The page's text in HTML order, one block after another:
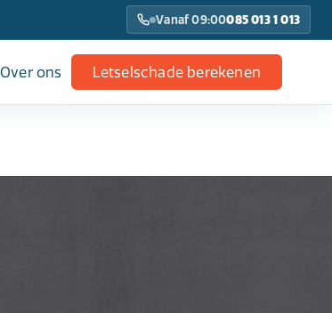
Vanaf 09:00085 013 1 013
Over ons Letselschade berekenen